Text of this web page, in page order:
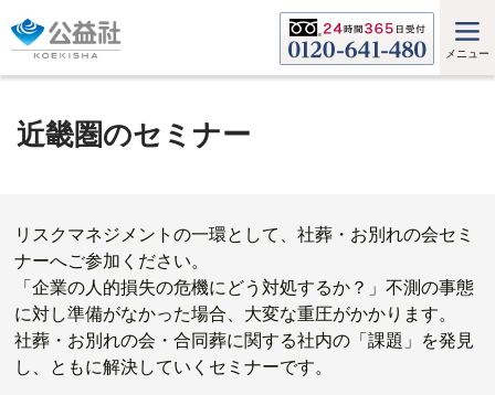
メニュー
近畿圏のセミナー
リスクマネジメントの一環として、社葬・お別れの会セミ
ナーへご参加ください。
「企業の人的損失の危機にどう対処するか？」不測の事態
に対し準備がなかった場合、大変な重圧がかかります。
社葬・お別れの会・合同葬に関する社内の「課題」を発見
し、ともに解決していくセミナーです。